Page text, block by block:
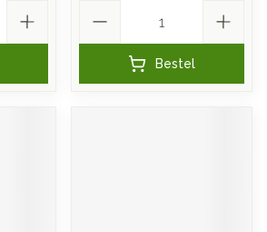
Bestel